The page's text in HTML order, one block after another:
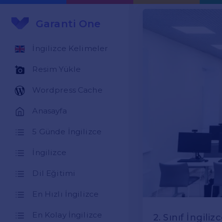
Garanti One
İngilizce Kelimeler
Resim Yükle
Wordpress Cache
Anasayfa
5 Günde İngilizce
İngilizce
Dil Eğitimi
En Hızlı İngilizce
En Kolay İngilizce 2. Sınıf